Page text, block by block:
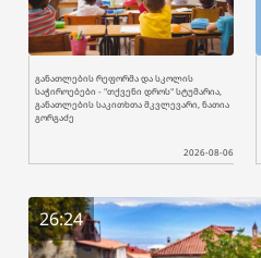
განათლების რეფორმა და სკოლის
საჭიროებები - "თქვენი დროს" სტუმარია,
განათლების საკითხთა მკვლევარი, ნათია
გორგაძე
2026-08-06
26:24